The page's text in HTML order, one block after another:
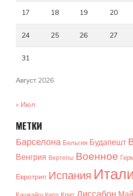
Август 2026
17 18 19 20
24 25 26 27
31
« Июл
МЕТКИ
Барселона Бельгия Будапешт
Венгрия Вертепы Военное
Евротрип Испания
Кашкайш Крит Лиссабон